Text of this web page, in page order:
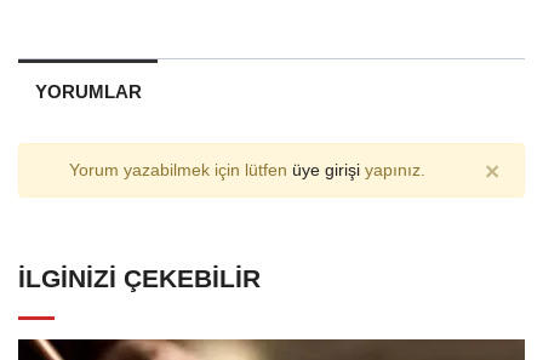
YORUMLAR
Yorum yazabilmek için lütfen üye girişiyapınız. ×
İLGINIZI ÇEKEBILIR